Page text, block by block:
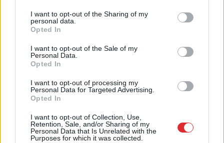
not limited to your visit or usage behaviour. You may click to
grant or deny consent to Google and its third-party tags to
use your data for below specified purposes in below Google
consent section.
I want to opt-out of the Sharing of my
personal data.
Opted In
I want to opt-out of the Sale of my
Personal Data.
Opted In
I want to opt-out of processing my
Personal Data for Targeted Advertising.
Opted In
I want to opt-out of Collection, Use,
Retention, Sale, and/or Sharing of my
Personal Data that Is Unrelated with the
Purposes for which it was collected.